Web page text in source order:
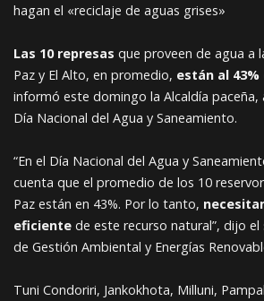
hagan el «reciclaje de aguas grises»
Las 10 represas que proveen de agua a
Paz y El Alto, en promedio, están al
informó este domingo la Alcaldía paceña,
Día Nacional del Agua y Saneamiento.
“En el Día Nacional del Agua y
cuenta que el promedio de los 10
Paz están en 43%. Por lo tanto,
eficiente de este recurso natural”, dijo
de Gestión Ambiental y Energías
Tuni Condoriri, Jankokhota, Milluni,